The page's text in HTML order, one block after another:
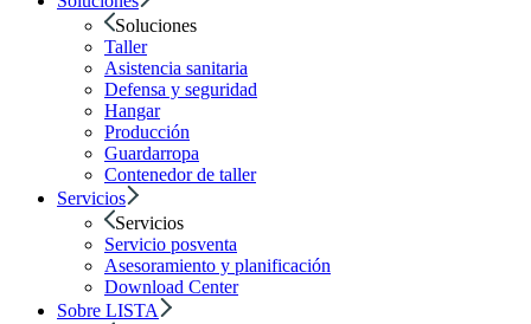
Soluciones
Taller
Asistencia sanitaria
Defensa y seguridad
Hangar
Producción
Guardarropa
Contenedor de taller
Servicios
Servicios
Servicio posventa
Asesoramiento y planificación
Download Center
Sobre LISTA